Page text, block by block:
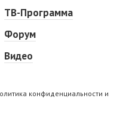
ТВ-Программа
Форум
Видео
конфиденциальности и